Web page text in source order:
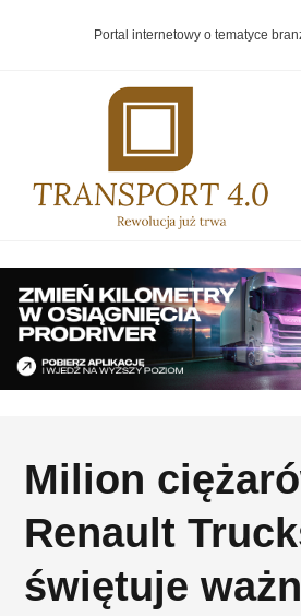
Portal internetowy o tematyce
Milion
Renault
świętuje